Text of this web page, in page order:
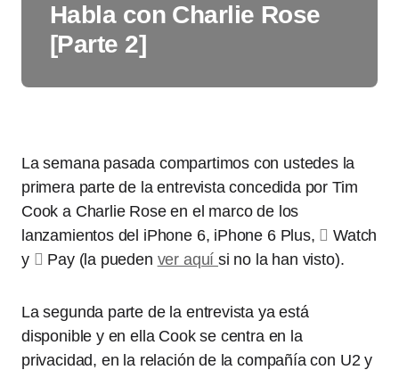
Habla con Charlie Rose
[Parte 2]
La semana pasada compartimos con ustedes la
primera parte de la entrevista concedida por Tim
Cook a Charlie Rose en el marco de los
lanzamientos del iPhone 6, iPhone 6 Plus,  Watch
y  Pay (la pueden ver aquí si no la han visto).
La segunda parte de la entrevista ya está
disponible y en ella Cook se centra en la
privacidad, en la relación de la compañía con U2 y